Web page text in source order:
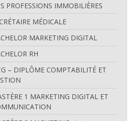
PROFESSIONS IMMOBILIÈRES
MÉDICALE
MARKETING DIGITAL
RH
– DIPLÔME COMPTABILITÉ ET
1 MARKETING DIGITAL ET